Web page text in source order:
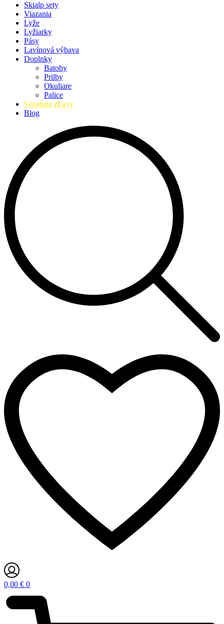
Skialp sety
Viazania
Lyže
Lyžiarky
Pásy
Lavínová výbava
Doplnky
Batohy
Prilby
Okuliare
Palice
Sezónne zľavy
Blog
0,00 € 0